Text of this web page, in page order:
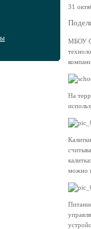
31
МБОУ
На
можно